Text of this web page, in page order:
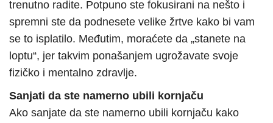
trenutno radite. Potpuno ste fokusirani na nešto i
spremni ste da podnesete velike žrtve kako bi vam
se to isplatilo. Međutim, moraćete da „stanete na
loptu“, jer takvim ponašanjem ugrožavate svoje
fizičko i mentalno zdravlje.
Sanjati da ste namerno ubili kornjaču
Ako sanjate da ste namerno ubili kornjaču kako